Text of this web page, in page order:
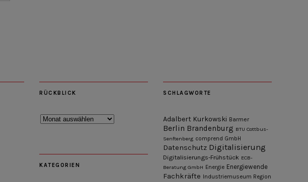
RÜCKBLICK
Rückblick
KATEGORIEN
SCHLAGWORTE
Adalbert Kurkowski Barmer
Berlin Brandenburg BTU Cottbus-
Senftenberg comprend GmbH
Datenschutz Digitalisierung
Digitalisierungs-Frühstück ECB-
Beratung GmbH Energie Energiewende
Fachkräfte Industriemuseum Region